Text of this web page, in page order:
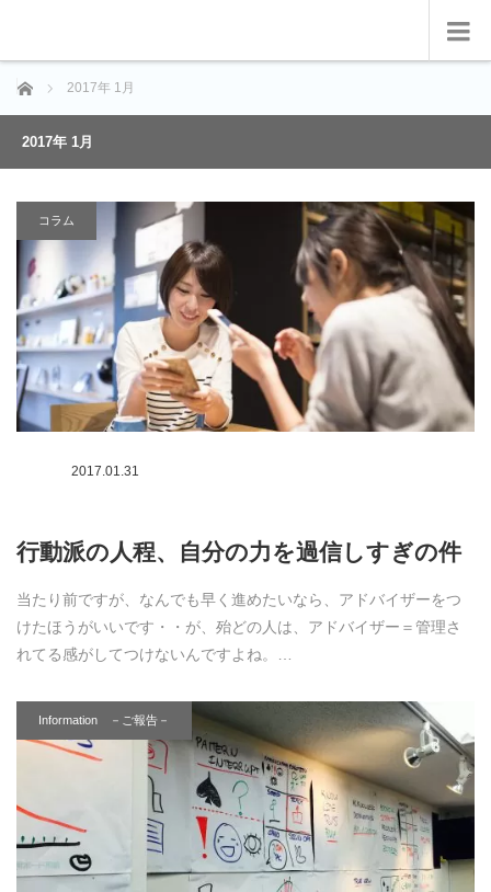
ホーム 2017年 1月
2017年 1月
コラム
2017.01.31
行動派の人程、自分の力を過信しすぎの件
当たり前ですが、なんでも早く進めたいなら、アドバイザーをつ
けたほうがいいです・・が、殆どの人は、アドバイザー＝管理さ
れてる感がしてつけないんですよね。…
Information －ご報告－